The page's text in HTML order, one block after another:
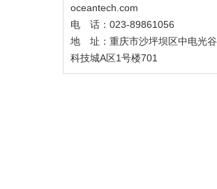
oceantech.com
电 话：023-89861056
地 址：重庆市沙坪坝区中电光谷
科技城A区1号楼701